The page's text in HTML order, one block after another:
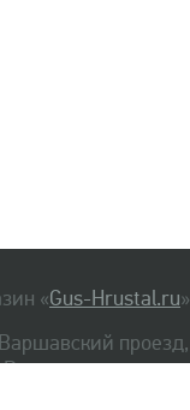
«Gus-Hrustal.ru»
проезд,
Варшавская